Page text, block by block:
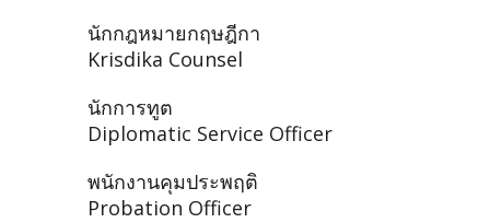
นักกฎหมายกฤษฎีกา
Krisdika Counsel
นักการทูต
Diplomatic Service Officer
พนักงานคุมประพฤติ
Probation Officer